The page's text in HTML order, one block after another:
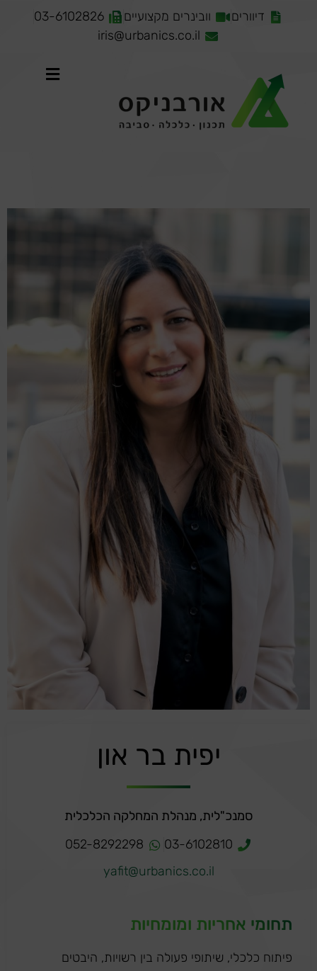
דיוורים וובינרים מקצועיים
03-6102826
iris@urbanics.co.il
יפית בר און
סמנכ"לית, מנהלת המחלקה הכלכלית
03-6102810
052-8292298
yafit@urbanics.co.il
תחומי אחריות ומומחיות
פיתוח כלכלי, שיתופי פעולה בין רשויות, היבטים